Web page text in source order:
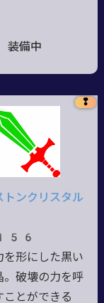
装備中
❢
トンクリスタル
156
を形にした黒い
。破壊の力を呼
ことができる